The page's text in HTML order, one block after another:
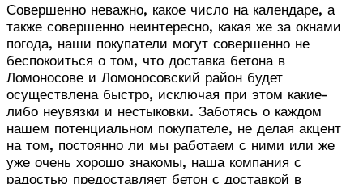
Совершенно неважно, какое число на календаре, а
также совершенно неинтересно, какая же за окнами
погода, наши покупатели могут совершенно не
беспокоиться о том, что доставка бетона в
Ломоносове и Ломоносовский район будет
осуществлена быстро, исключая при этом какие-
либо неувязки и нестыковки. Заботясь о каждом
нашем потенциальном покупателе, не делая акцент
на том, постоянно ли мы работаем с ними или же
уже очень хорошо знакомы, наша компания с
радостью предоставляет бетон с доставкой в